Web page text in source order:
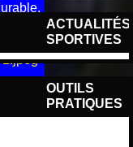
ACTUALITÉS
SPORTIVES
OUTILS
PRATIQUES